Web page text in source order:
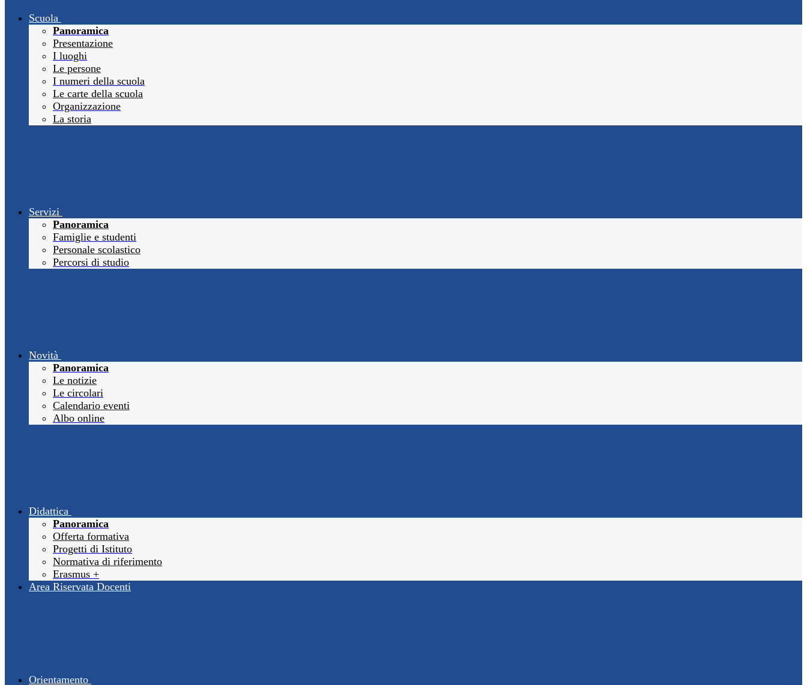
Scuola
Panoramica
Presentazione
I luoghi
Le persone
I numeri della scuola
Le carte della scuola
Organizzazione
La storia
Servizi
Panoramica
Famiglie e studenti
Personale scolastico
Percorsi di studio
Novità
Panoramica
Le notizie
Le circolari
Calendario eventi
Albo online
Didattica
Panoramica
Offerta formativa
Progetti di Istituto
Normativa di riferimento
Erasmus +
Area Riservata Docenti
Orientamento